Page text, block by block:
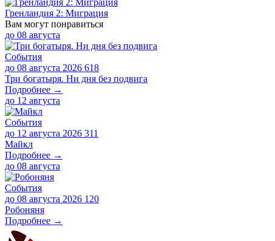
Гренландия 2: Миграция
Вам могут понравиться
до 08 августа
События
до 08 августа 2026 618
Три богатыря. Ни дня без подвига
Подробнее →
до 12 августа
События
до 12 августа 2026 311
Майкл
Подробнее →
до 08 августа
События
до 08 августа 2026 120
Робоняня
Подробнее →